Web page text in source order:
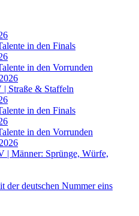
in den Finals
in den Vorrunden
Straße & Staffeln
in den Finals
in den Vorrunden
| Männer: Sprünge, Würfe,
deutschen Nummer eins